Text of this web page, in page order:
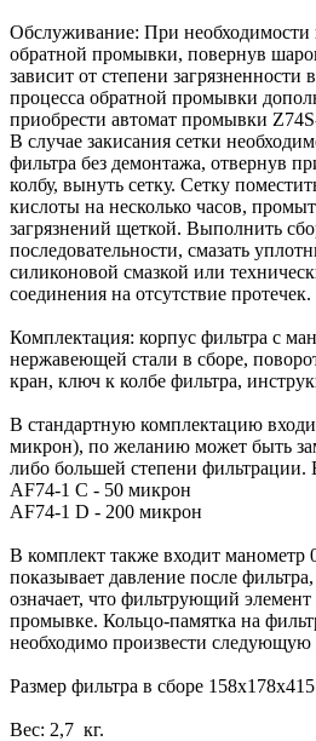
Обслуживание: При необходимости
обратной промывки, повернув
зависит от степени
процесса обратной промывки
приобрести автомат промывки
В случае закисания сетки
фильтра без демонтажа, отвернув
колбу, вынуть сетку. Сетку
кислоты на несколько часов,
загрязнений щеткой. Выполнить
последовательности, смазать
силиконовой смазкой или
соединения на отсутствие протечек.
Комплектация: корпус фильтра с
нержавеющей стали в сборе,
кран, ключ к колбе фильтра,
В стандартную комплектацию
микрон), по желанию может быть
либо большей степени фильтрации.
AF74-1 С - 50 микрон
AF74-1 D - 200 микрон
В комплект также входит манометр
показывает давление после
означает, что фильтрующий элемент
промывке. Кольцо-памятка на
необходимо произвести
Размер фильтра в сборе
Вес: 2,7 кг.